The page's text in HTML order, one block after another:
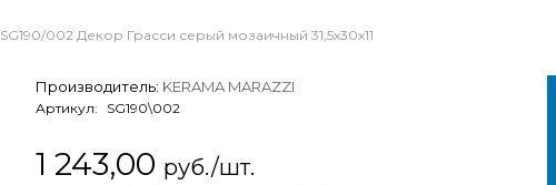
SG190/002 Декор Грасси серый мозаичный 31,5х30х11
Производитель: KERAMA MARAZZI
Артикул: SG190\002
1 243,00 руб./шт.